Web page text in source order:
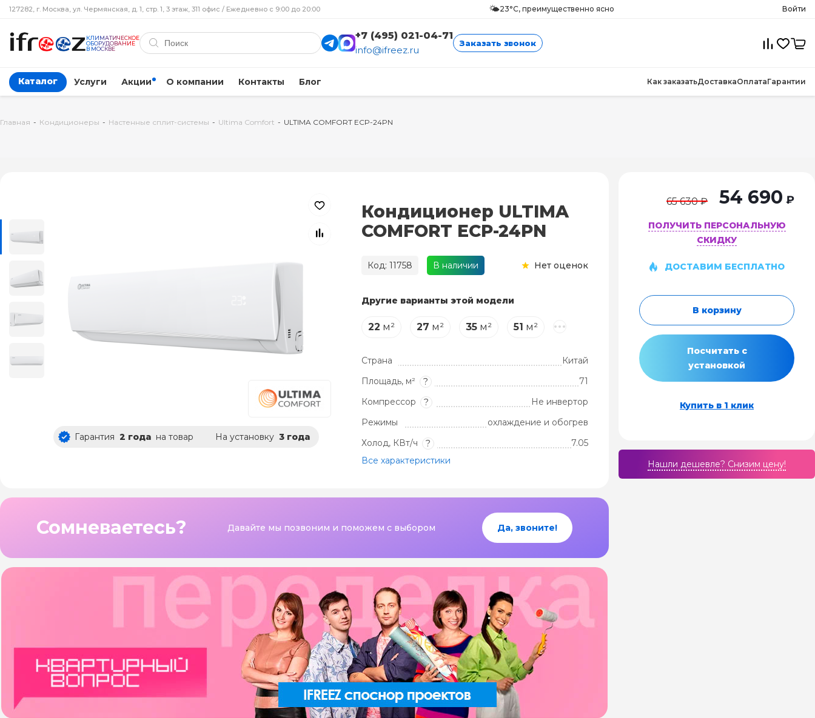
127282, г. Москва, ул. Чермянская, д. 1, стр. 1, 3 этаж, 311 офис / Ежедневно с 9:00 до 20:00 🌤️23°C, преимущественно ясно Войти
КЛИМАТИЧЕСКОЕ
ОБОРУДОВАНИЕ
В МОСКВЕ
+7 (495) 021-04-71
info@ifreez.ru
Заказать звонок
Каталог Услуги Акции О компании Контакты Блог Как заказатьДоставкаОплатаГарантии
Главная - Кондиционеры - Настенные сплит-системы - Ultima Comfort - ULTIMA COMFORT ECP-24PN
Гарантия 2 года на товар На установку 3 года
Кондиционер ULTIMA
COMFORT ECP-24PN
Код: 11758 В наличии Нет оценок
Другие варианты этой модели
22 м² 27 м² 35м² 51 м²
Страна
Китай
Площадь, м²
?
71
Компрессор
?
Не инвертор
Режимы
охлаждение и обогрев
Холод, КВт/ч
?
7.05
Все характеристики
Сомневаетесь? Давайте мы позвоним и поможем с выбором Да, звоните!
65 630 ₽ 54 690 ₽
ПОЛУЧИТЬ ПЕРСОНАЛЬНУЮ
СКИДКУ
ДОСТАВИМ БЕСПЛАТНО
В корзину
Посчитать с
установкой
Купить в 1 клик
Нашли дешевле? Cнизим цену!